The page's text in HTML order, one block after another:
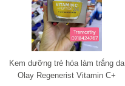
Kem dưỡng trẻ hóa làm trắng da
Olay Regenerist Vitamin C+